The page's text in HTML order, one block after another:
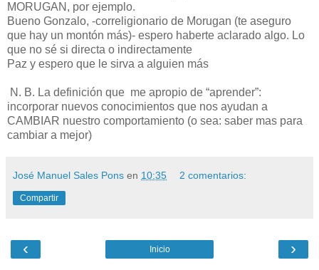
MORUGAN, por ejemplo.
Bueno Gonzalo, -correligionario de Morugan (te aseguro
que hay un montón más)- espero haberte aclarado algo. Lo
que no sé si directa o indirectamente
Paz y espero que le sirva a alguien más
N. B. La definición que me apropio de “aprender”:
incorporar nuevos conocimientos que nos ayudan a
CAMBIAR nuestro comportamiento (o sea: saber mas para
cambiar a mejor)
José Manuel Sales Pons en 10:35 2 comentarios:
Compartir
‹ ›
Inicio